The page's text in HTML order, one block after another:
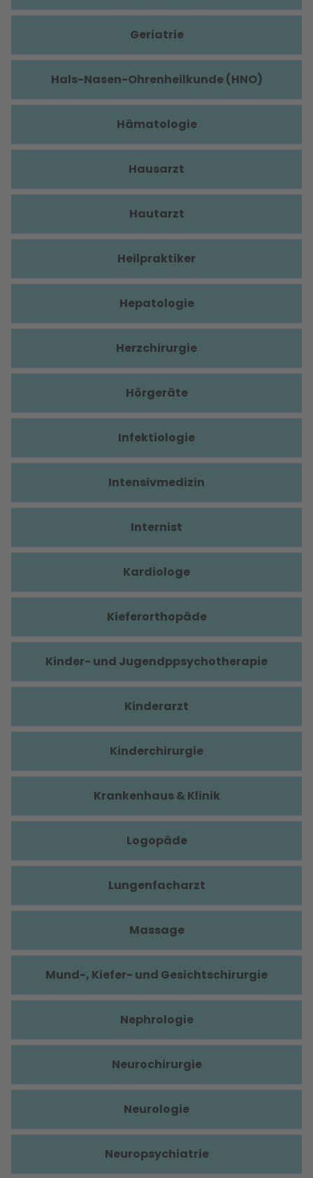
Geriatrie
Hals-Nasen-Ohrenheilkunde (HNO)
Hämatologie
Hausarzt
Hautarzt
Heilpraktiker
Hepatologie
Herzchirurgie
Hörgeräte
Infektiologie
Intensivmedizin
Internist
Kardiologe
Kieferorthopäde
Kinder- und Jugendppsychotherapie
Kinderarzt
Kinderchirurgie
Krankenhaus & Klinik
Logopäde
Lungenfacharzt
Massage
Mund-, Kiefer- und Gesichtschirurgie
Nephrologie
Neurochirurgie
Neurologie
Neuropsychiatrie